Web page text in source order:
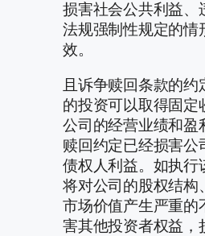
损害社会公共利益、
法规强制性规定的情
效。
且诉争赎回条款的约
的投资可以取得固定
公司的经营业绩和盈
赎回约定已经损害公
债权人利益。如执行
将对公司的股权结构
市场价值产生严重的
害其他投资者权益，